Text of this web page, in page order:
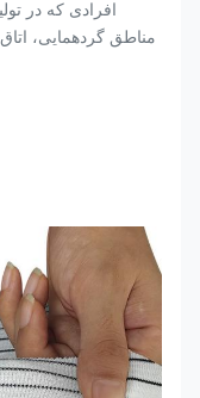
افرادی که در
مناطق گردهمایی،